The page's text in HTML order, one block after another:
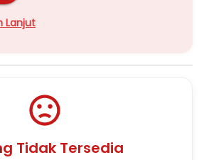
Lanjut
Tidak Tersedia